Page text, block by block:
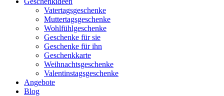
Vatertagsgeschenke
Muttertagsgeschenke
Wohlfühlgeschenke
Geschenke für sie
Geschenke für ihn
Geschenkkarte
Weihnachtsgeschenke
Valentinstagsgeschenke
Angebote
Blog